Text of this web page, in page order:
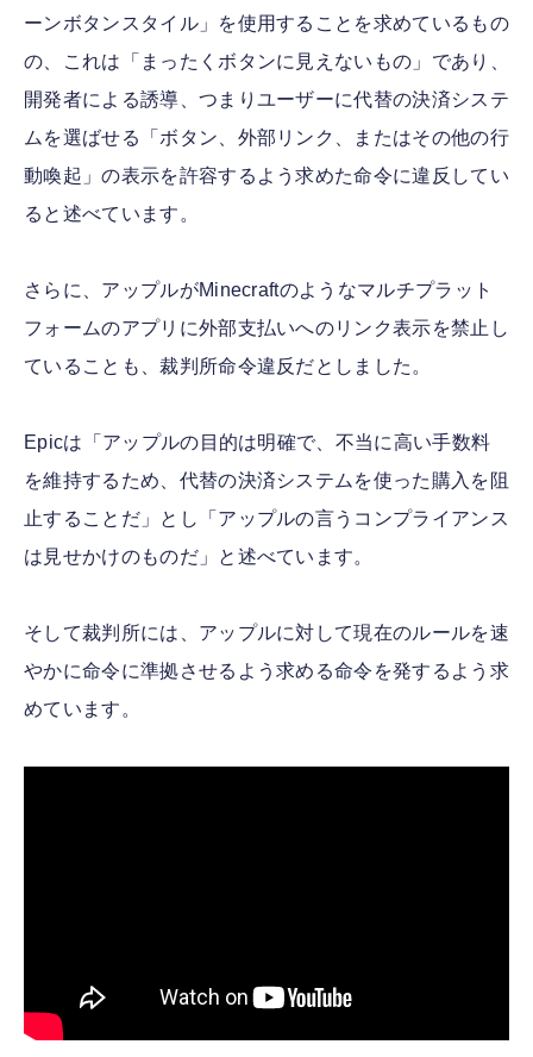
ーンボタンスタイル」を使用することを求めているもの
の、これは「まったくボタンに見えないもの」であり、
開発者による誘導、つまりユーザーに代替の決済システ
ムを選ばせる「ボタン、外部リンク、またはその他の行
動喚起」の表示を許容するよう求めた命令に違反してい
ると述べています。
さらに、アップルがMinecraftのようなマルチプラット
フォームのアプリに外部支払いへのリンク表示を禁止し
ていることも、裁判所命令違反だとしました。
Epicは「アップルの目的は明確で、不当に高い手数料
を維持するため、代替の決済システムを使った購入を阻
止することだ」とし「アップルの言うコンプライアンス
は見せかけのものだ」と述べています。
そして裁判所には、アップルに対して現在のルールを速
やかに命令に準拠させるよう求める命令を発するよう求
めています。